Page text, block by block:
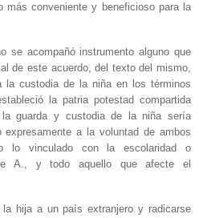
más conveniente y beneficioso para la
se acompañó instrumento alguno que
de este acuerdo, del texto del mismo,
la custodia de la niña en los términos
la patria potestad compartida
guarda y custodia de la niña sería
a la voluntad de ambos
lo vinculado con la escolaridad o
A., y todo aquello que afecte el
hija a un país extranjero y radicarse